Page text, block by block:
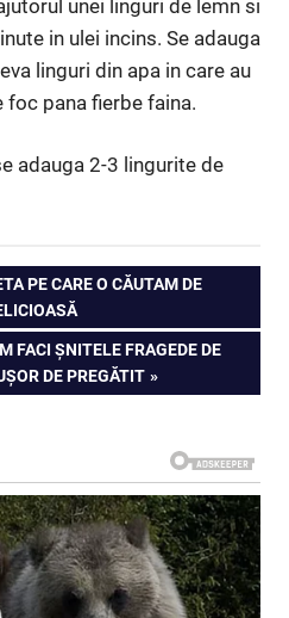
unei linguri de lemn si
in ulei incins. Se adauga
linguri din apa in care au
pana fierbe faina.
adauga 2-3 lingurite de
PE CARE O CĂUTAM DE
FACI ȘNITELE FRAGEDE DE
DE PREGĂTIT